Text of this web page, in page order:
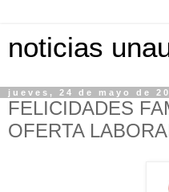
noticias
jueves, 24 de mayo de
FELICIDADES
OFERTA